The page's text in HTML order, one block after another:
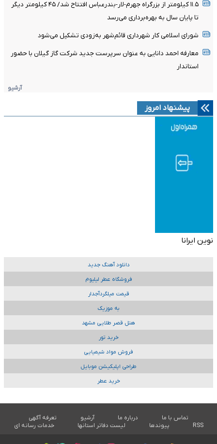
۱۱.۵ کیلومتر از بزرگراه جهرم-لار-بندرعباس افتتاح شد/ ۴۵ کیلومتر دیگر
تا پایان سال به بهره‌برداری می‌رسد
شورای اسلامی کار شهرداری قائم‌شهر به‌زودی تشکیل می‌شود
معارفه احمد دانایی به عنوان سرپرست جدید شرکت گاز گیلان با حضور
استاندار
آرشیو
پیشنهاد امروز
نوین ایرانا
دانلود آهنگ جدید
فروشگاه عطر لیلیوم
قیمت میلگردآجدار
به موزیک
هتل قصر طلایی مشهد
خرید تور
فروش مواد شیمیایی
طراحی اپلیکیشن موبایل
خرید عطر
تماس با ما درباره ما آرشیو
تعرفه آگهی
RSS
پیوندها لیست دفاتر استانها خدمات رسانه ای